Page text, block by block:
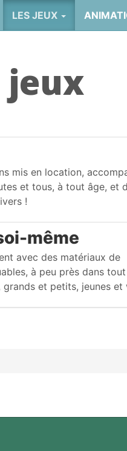
LES JEUX
jeux
mis en location,
et tous, à tout âge, et
!
même
avec des matériaux de
à peu près dans
et petits, jeunes et